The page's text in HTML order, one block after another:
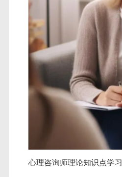
心理咨询师理论知识点学习